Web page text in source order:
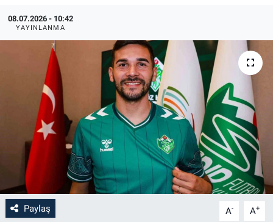
08.07.2026 - 10:42
YAYINLANMA
Paylaş A- A+